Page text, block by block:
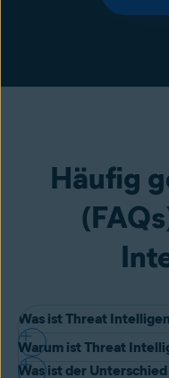
Häufig
Was ist Threat
Bei Threat Intelligence
Warum ist Threat
Was ist der